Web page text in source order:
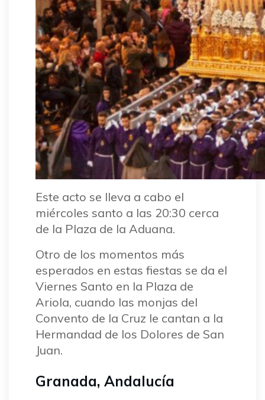
Este acto se lleva a cabo el
miércoles santo a las 20:30 cerca
de la Plaza de la Aduana.
Otro de los momentos más
esperados en estas fiestas se da el
Viernes Santo en la Plaza de
Ariola, cuando las monjas del
Convento de la Cruz le cantan a la
Hermandad de los Dolores de San
Juan.
Granada, Andalucía